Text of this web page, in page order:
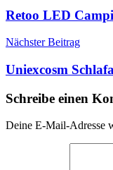
Retoo LED
Nächster Beitrag
Uniexcosm
Schreibe einen
Deine E-Mail-Adresse